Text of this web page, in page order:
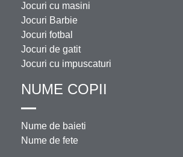
Jocuri cu masini
Jocuri Barbie
Jocuri fotbal
Jocuri de gatit
Jocuri cu impuscaturi
NUME COPII
Nume de baieti
Nume de fete